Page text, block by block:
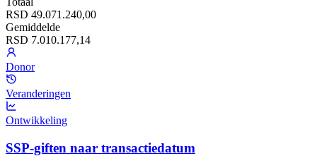
RSD 49.071.240,00
Gemiddelde
RSD 7.010.177,14
Donor
Veranderingen
Ontwikkeling
SSP-giften naar transactiedatum